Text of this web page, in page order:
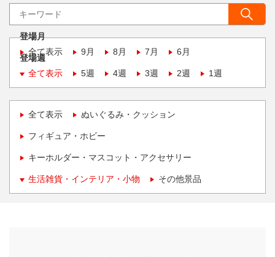
登場月
全て表示
9月 8月 7月 6月
登場週
全て表示
5週 4週 3週 2週 1週
全て表示 ぬいぐるみ・クッション
フィギュア・ホビー
キーホルダー・マスコット・アクセサリー
生活雑貨・インテリア・小物 その他景品